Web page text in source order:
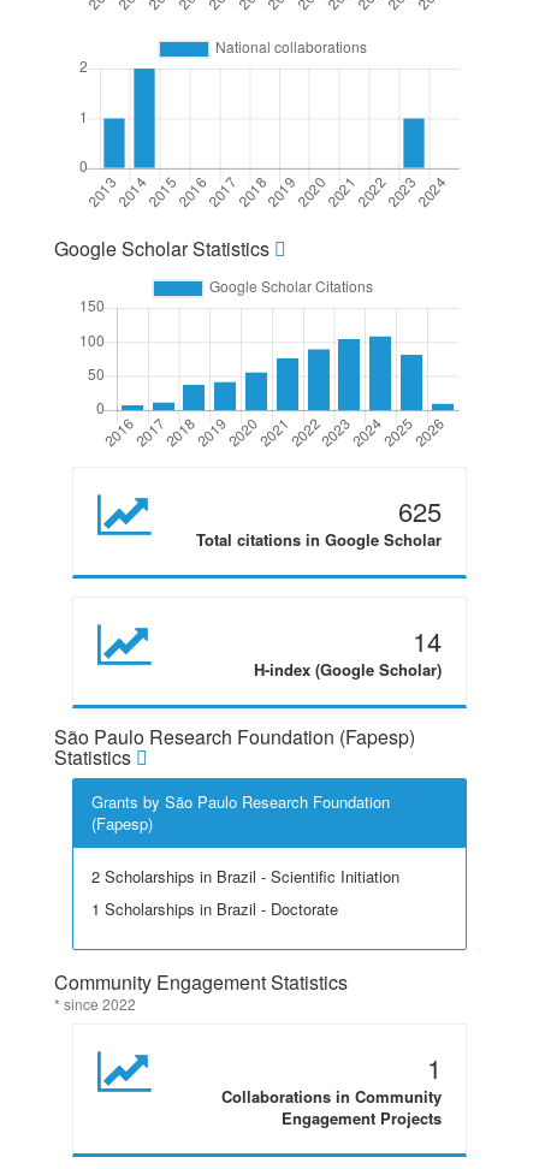
Google Scholar Statistics
625
Total citations in Google Scholar
14
H-index (Google Scholar)
São Paulo Research Foundation (Fapesp)
Statistics
Grants by São Paulo Research Foundation
(Fapesp)
2 Scholarships in Brazil - Scientific Initiation
1 Scholarships in Brazil - Doctorate
Community Engagement Statistics
* since 2022
1
Collaborations in Community
Engagement Projects